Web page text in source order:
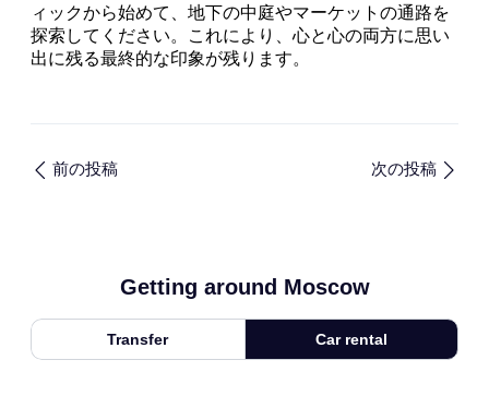
ィックから始めて、地下の中庭やマーケットの通路を
探索してください。これにより、心と心の両方に思い
出に残る最終的な印象が残ります。
前の投稿 次の投稿
Getting around Moscow
Transfer Car rental